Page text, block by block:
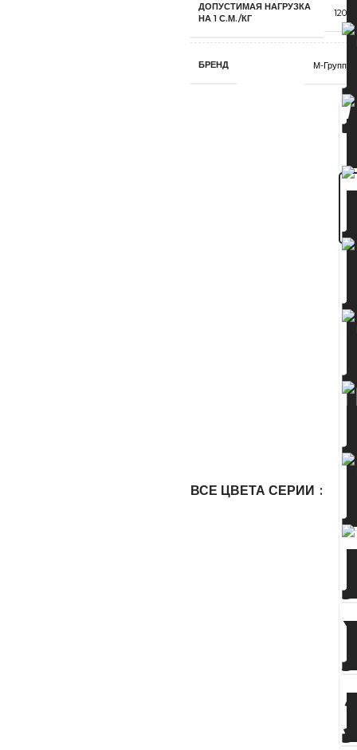
ДОПУСТИМАЯ НАГРУЗКА
НА 1 С.М./КГ
120
БРЕНД М-Групп
ВСЕ ЦВЕТА СЕРИИ